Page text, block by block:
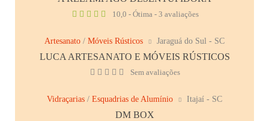
10,0 - Ótima - 3 avaliações
Artesanato / Móveis Rústicos Jaraguá do Sul - SC
LUCA ARTESANATO E MÓVEIS RÚSTICOS
Sem avaliações
Vidraçarias / Esquadrias de Alumínio Itajaí - SC
DM BOX